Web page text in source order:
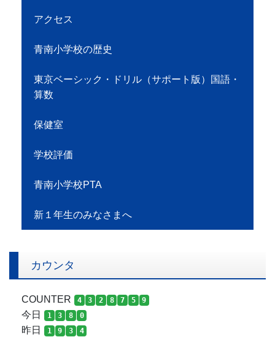
アクセス
青南小学校の歴史
東京ベーシック・ドリル（サポート版）国語・
算数
保健室
学校評価
青南小学校PTA
新１年生のみなさまへ
カウンタ
COUNTER 4 3 2 8 7 5 9
今日 1 3 8 0
昨日 1 9 3 4